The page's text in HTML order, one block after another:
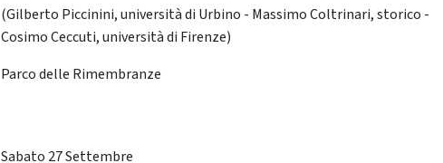
(Gilberto Piccinini, università di Urbino - Massimo Coltrinari, storico -
Cosimo Ceccuti, università di Firenze)
Parco delle Rimembranze
Sabato 27 Settembre